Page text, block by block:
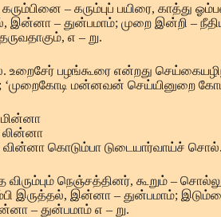
– கரும்புப் பயிரை,
இன்னா – துன்பமாம்; முறை இன்றி –
எ – று.
பழங்கூரை என்றது
‘முறைகோடி மன்னவன் செய்யினுறை
மின்னா
லின்னா
கொடும்பா டுடையார்வாய்ச் சொல்.
நெஞ்சத்தினர், கூறும் –
இருத்தல், இன்னா – துன்பமாம்;
– துன்பமாம் எ – று.